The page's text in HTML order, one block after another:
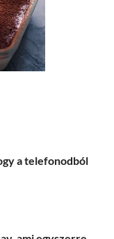
a telefonodból